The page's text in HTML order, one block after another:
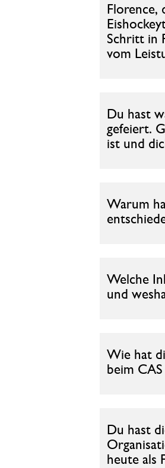
Florence,
Schritt in
vom
Du hast
gefeiert.
ist und
Warum
Welche
und
Wie hat
beim
Du hast
heute als